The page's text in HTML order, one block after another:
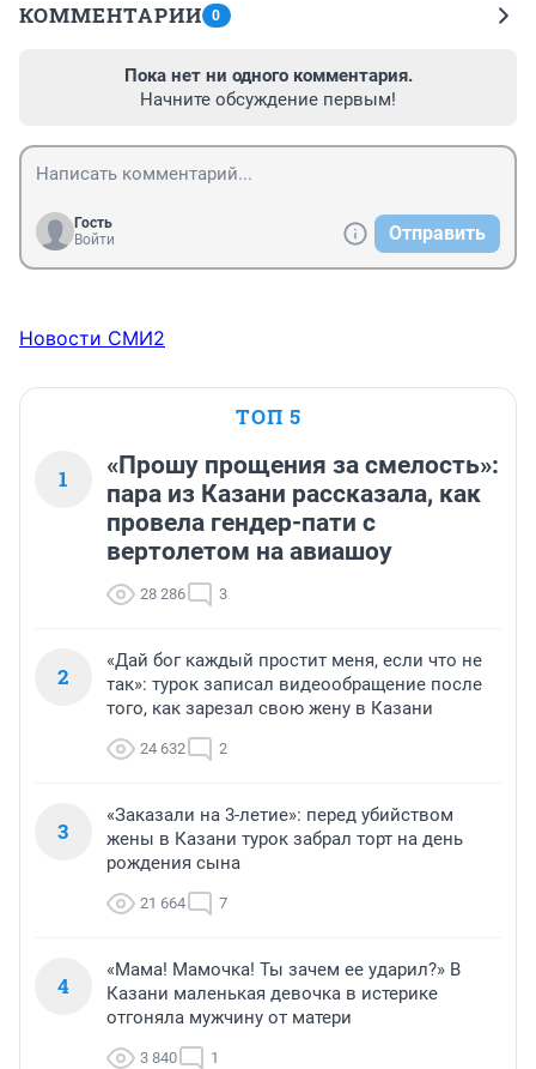
КОММЕНТАРИИ 0
Пока нет ни одного комментария.
Начните обсуждение первым!
Гость
Войти
Отправить
Новости СМИ2
ТОП 5
1
«Прошу прощения за смелость»:
пара из Казани рассказала, как
провела гендер-пати с
вертолетом на авиашоу
28 286 3
2
«Дай бог каждый простит меня, если что не
так»: турок записал видеообращение после
того, как зарезал свою жену в Казани
24 632 2
3
«Заказали на 3-летие»: перед убийством
жены в Казани турок забрал торт на день
рождения сына
21 664 7
4
«Мама! Мамочка! Ты зачем ее ударил?» В
Казани маленькая девочка в истерике
отгоняла мужчину от матери
3 840 1